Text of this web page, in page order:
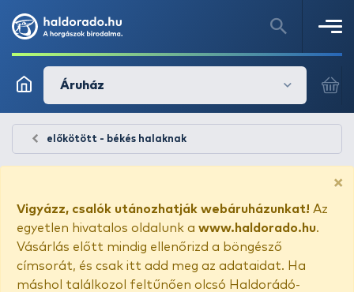
Áruház
előkötött - békés halaknak
×
Vigyázz, csalók utánozhatják webáruházunkat! Az
egyetlen hivatalos oldalunk a www.haldorado.hu.
Vásárlás előtt mindig ellenőrizd a böngésző
címsorát, és csak itt add meg az adataidat. Ha
máshol találkozol feltűnően olcsó Haldorádó-